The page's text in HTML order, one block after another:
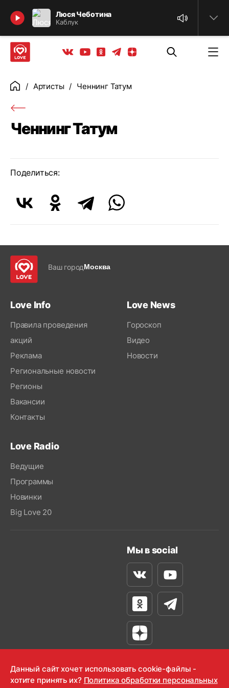
Люся Чеботина
Каблук
Найти
Вконтакте
YoutubeОдноклассники
ТелеграмЯндекс дзен
ГлавнаяАртисты Ченнинг Татум
Ченнинг Татум
Поделиться:
Ваш городМосква
Love Info
Правила проведения
акций
Реклама
Региональные новости
Регионы
Вакансии
Контакты
Love News
Гороскоп
Видео
Новости
Love Radio
Ведущие
Программы
Новинки
Big Love 20
Мы в social
ВконтактеYoutube
Одноклассники
Телеграм
Яндекс Дзен
Данный сайт хочет использовать cookie-файлы -
хотите принять их? Политика обработки персональных